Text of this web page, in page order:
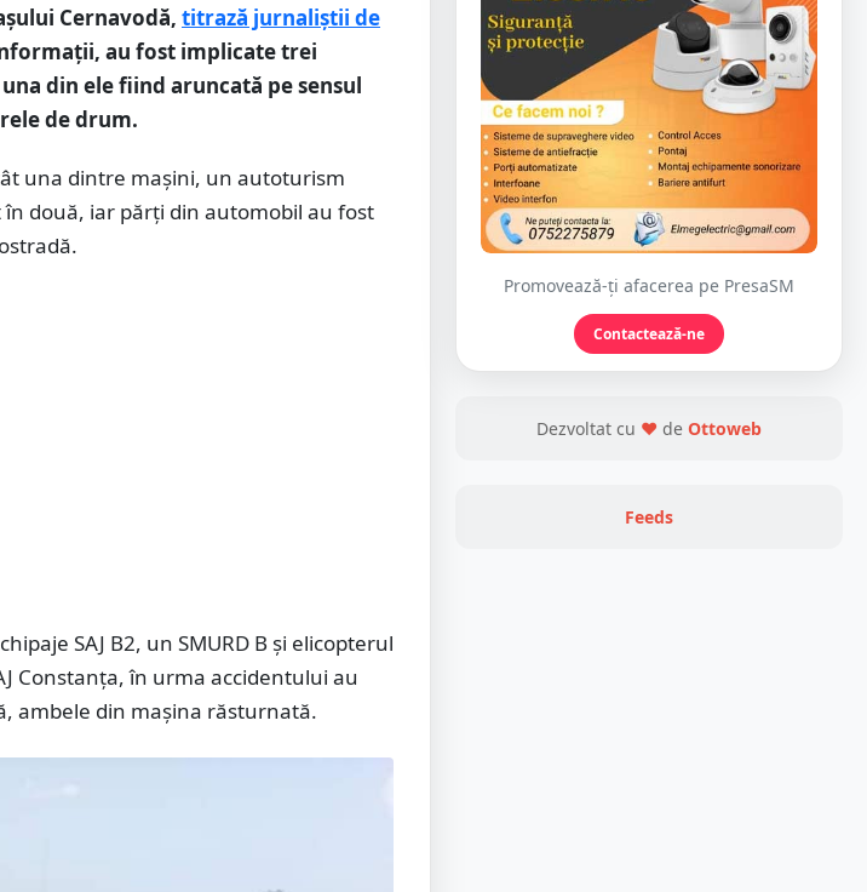
Cernavodă, titrază jurnaliștii de
au fost implicate trei
din ele fiind aruncată pe sensul
de drum.
una dintre mașini, un autoturism
două, iar părți din automobil au fost
SAJ B2, un SMURD B și elicopterul
Constanța, în urma accidentului au
ambele din mașina răsturnată.
Promovează-ți afacerea pe PresaSM
Contactează-ne
Dezvoltat cu ❤ de Ottoweb
Feeds